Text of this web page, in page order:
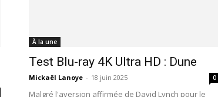
À la une
Test Blu-ray 4K Ultra HD : Dune
Mickaël Lanoye - 18 juin 2025 0
Malgré l'aversion affirmée de David Lynch pour le